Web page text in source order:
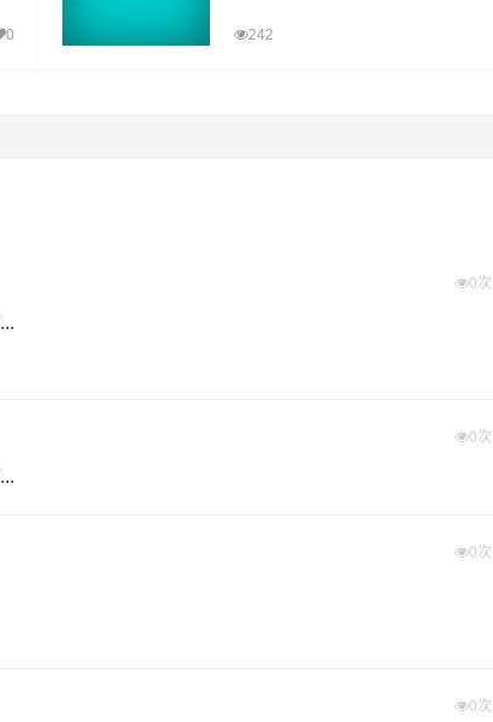
货运专线是港邦的优质品牌服务，我们一直多年的在为
传，如果您有意向选择我们，我们非常乐意为您解决物
0
达专线物流
242
0次
0次
0次
0次